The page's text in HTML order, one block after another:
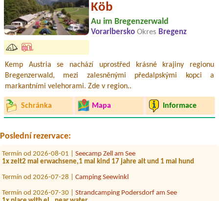
Köb
Au im Bregenzerwald
Vorarlbersko Okres Bregenz
Kemp Austria se nachází uprostřed krásné krajiny regionu
Bregenzerwald, mezi zalesněnými předalpskými kopci a
markantními velehorami. Zde v region..
Schránka Mapa Informace
Poslední rezervace:
Termín od 2026-07-29 |Camping Grabner GmbH
2x Platz für Zelt für 2 Erwachsene mit baby
Termín od 2026-08-11 |Donaucamping Grein
1x Stellplatz Kleinbus ohne Strom
Termín od 2026-08-01 | Seecamp Zell am See
1x zelt2 mal erwachsene,1 mal kind 17 jahre alt und 1 mal hund
Termín od 2026-07-28 | Camping Seewinkl
Termín od 2026-07-30 | Strandcamping Podersdorf am See
1x place with el., near water